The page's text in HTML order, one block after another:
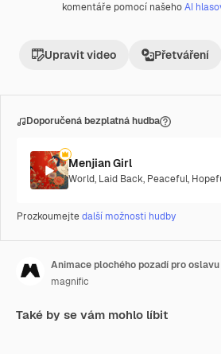
komentáře pomocí našehoAI
Upravit video Přetváření
Doporučená bezplatná hudba
Menjian Girl
World, Laid Back, Peaceful,
Prozkoumejtedalší možnosti hudby
magnific
Také by se vám mohlo líbit